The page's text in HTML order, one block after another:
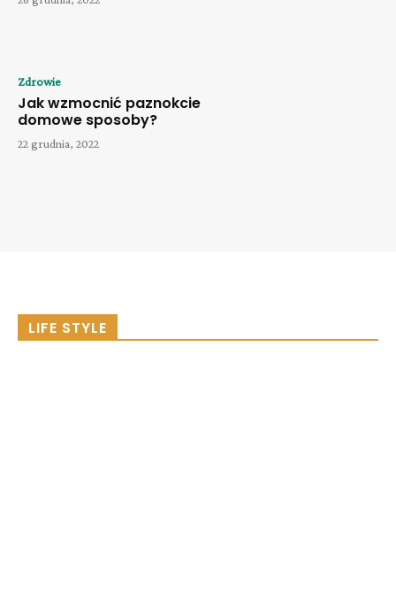
Zdrowie
Jak wzmocnić paznokcie
domowe sposoby?
22 grudnia, 2022
LIFE STYLE